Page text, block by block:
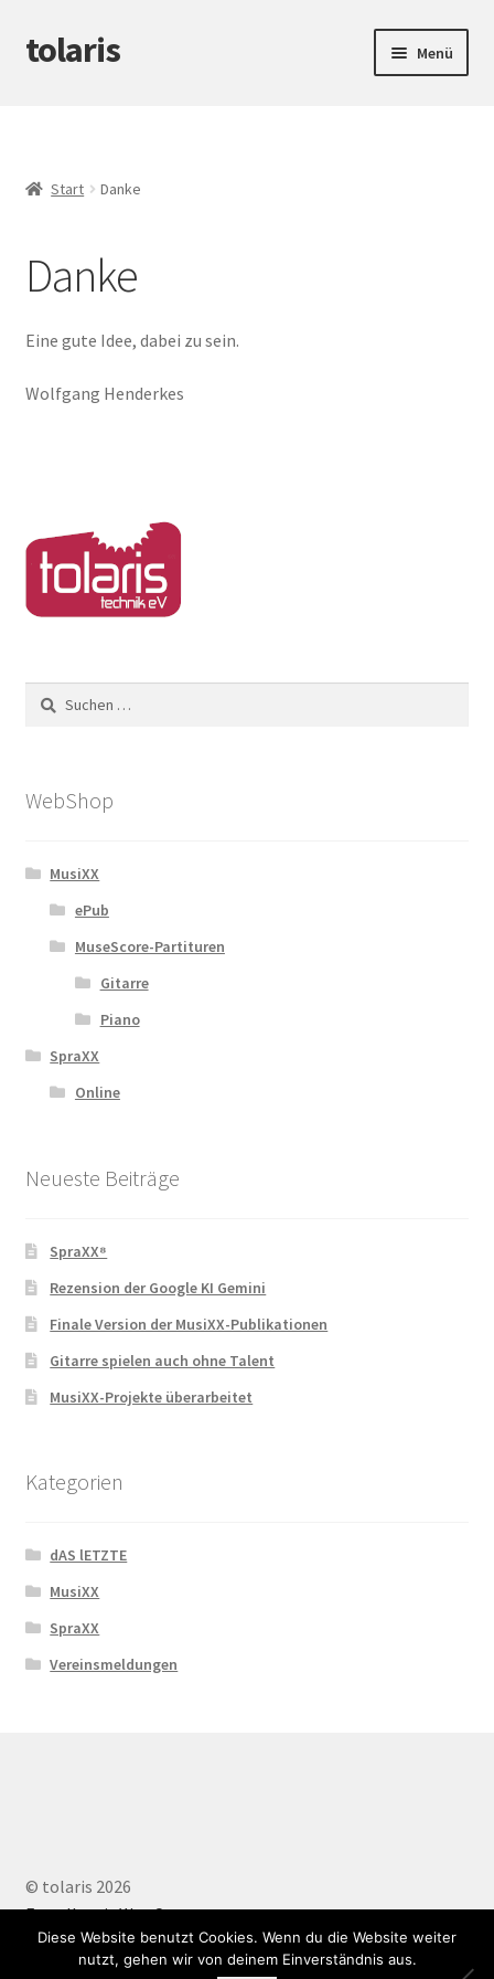
Zur
Navigation
Zum
Inhalt
tolaris Menü
Produktinfos
Start Danke
Danke
Eine gute Idee, dabei zu sein.
Wolfgang Henderkes
Suchen
nach:
WebShop
MusiXX
ePub
MuseScore-Partituren
Gitarre
Piano
SpraXX
Online
Neueste Beiträge
SpraXX⁸
Rezension der Google KI Gemini
Finale Version der MusiXX-Publikationen
Gitarre spielen auch ohne Talent
MusiXX-Projekte überarbeitet
Kategorien
dAS lETZTE
MusiXX
SpraXX
Vereinsmeldungen
© tolaris 2026
Erstellt mit WooCommerce.
Diese Website benutzt Cookies. Wenn du die Website weiter
nutzt, gehen wir von deinem Einverständnis aus.